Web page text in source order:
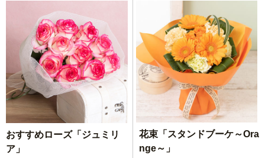
おすすめローズ「ジュミリ
ア」
花束「スタンドブーケ～Ora
nge～」